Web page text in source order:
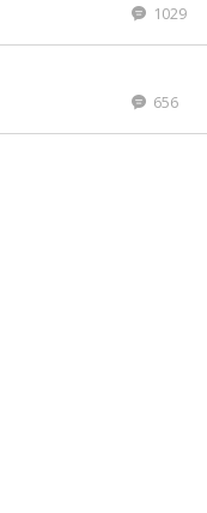
1029
656